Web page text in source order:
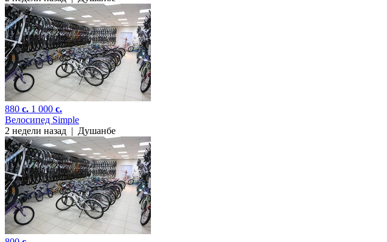
880 c. 1 000 c.
Велосипед Simple
2 недели назад | Душанбе